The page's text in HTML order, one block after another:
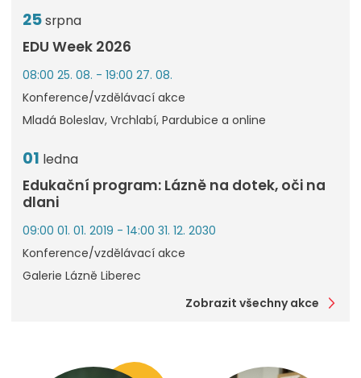
25srpna
EDU Week 2026
08:00 25. 08. - 19:00 27. 08.
Konference/vzdělávací akce
Mladá Boleslav, Vrchlabí, Pardubice a online
01 ledna
Edukační program: Lázně na dotek, oči na
dlani
09:00 01. 01. 2019 - 14:00 31. 12. 2030
Konference/vzdělávací akce
Galerie Lázně Liberec
Zobrazit všechny akce